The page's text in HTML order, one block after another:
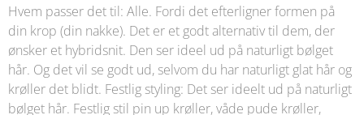
Hvem passer det til: Alle. Fordi det efterligner formen på
din krop (din nakke). Det er et godt alternativ til dem, der
ønsker et hybridsnit. Den ser ideel ud på naturligt bølget
hår. Og det vil se godt ud, selvom du har naturligt glat hår og
krøller det blidt. Festlig styling: Det ser ideelt ud på naturligt
bølget hår. Festlig stil pin up krøller, våde pude krøller,